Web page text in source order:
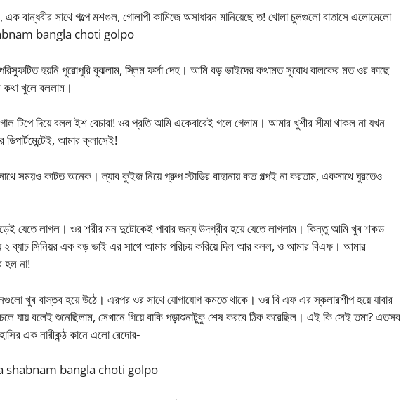
এক বান্ধবীর সাথে গল্পে মশগুল, গোলাপী কামিজে অসাধারন মানিয়েছে ত! খোলা চুলগুলো বাতাসে এলোমেলো
bangla choti golpo
হয়নি পুরোপুরি বুঝলাম, স্লিম ফর্সা দেহ। আমি বড় ভাইদের কথামত সুবোধ বালকের মত ওর কাছে
কথা খুলে বললাম।
টিপে দিয়ে বলল ইশ বেচারা! ওর প্রতি আমি একেবারেই গলে গেলাম। আমার খুশীর সীমা থাকল না যখন
আমার ক্লাসেই!
সময়ও কাটত অনেক। ল্যাব কুইজ নিয়ে গ্রুপ স্টাডির বাহানায় কত গল্পই না করতাম, একসাথে ঘুরতেও
যেতে লাগল। ওর শরীর মন দুটোকেই পাবার জন্য উদগ্রীব হয়ে যেতে লাগলাম। কিন্তু আমি খুব শকড
২ ব্যাচ সিনিয়র এক বড় ভাই এর সাথে আমার পরিচয় করিয়ে দিল আর বলল, ও আমার বিএফ। আমার
হল না!
খুব বাস্তব হয়ে উঠে। এরপর ওর সাথে যোগাযোগ কমতে থাকে। ওর বি এফ এর স্কলারশীপ হয়ে যাবার
যায় বলেই শুনেছিলাম, সেখানে গিয়ে বাকি পড়াশুনাটুকু শেষ করবে ঠিক করেছিল। এই কি সেই তমা? এতসব
এক নারীকন্ঠ কানে এলো রেদোর-
shabnam bangla choti golpo